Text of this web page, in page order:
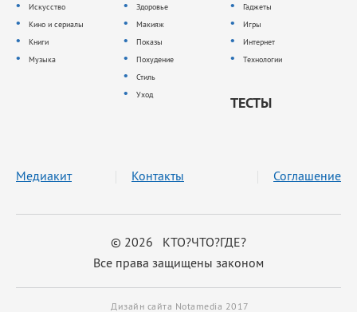
Искусство
Кино и сериалы
Книги
Музыка
Здоровье
Макияж
Показы
Похудение
Стиль
Уход
Гаджеты
Игры
Интернет
Технологии
ТЕСТЫ
© 2026 КТО?ЧТО?ГДЕ?
Все права защищены законом
Медиакит Контакты Соглашение
Дизайн сайта Notamedia 2017